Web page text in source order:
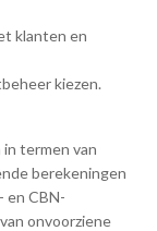
klanten en
kiezen.
termen van
berekeningen
en CBN-
onvoorziene